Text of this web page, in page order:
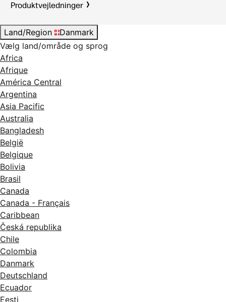
Produktvejledninger
Land/Region
Danmark
Vælg land/område og sprog
Africa
Afrique
América Central
Argentina
Asia Pacific
Australia
Bangladesh
België
Belgique
Bolivia
Brasil
Canada
Canada - Français
Caribbean
Česká republika
Chile
Colombia
Danmark
Deutschland
Ecuador
Eesti